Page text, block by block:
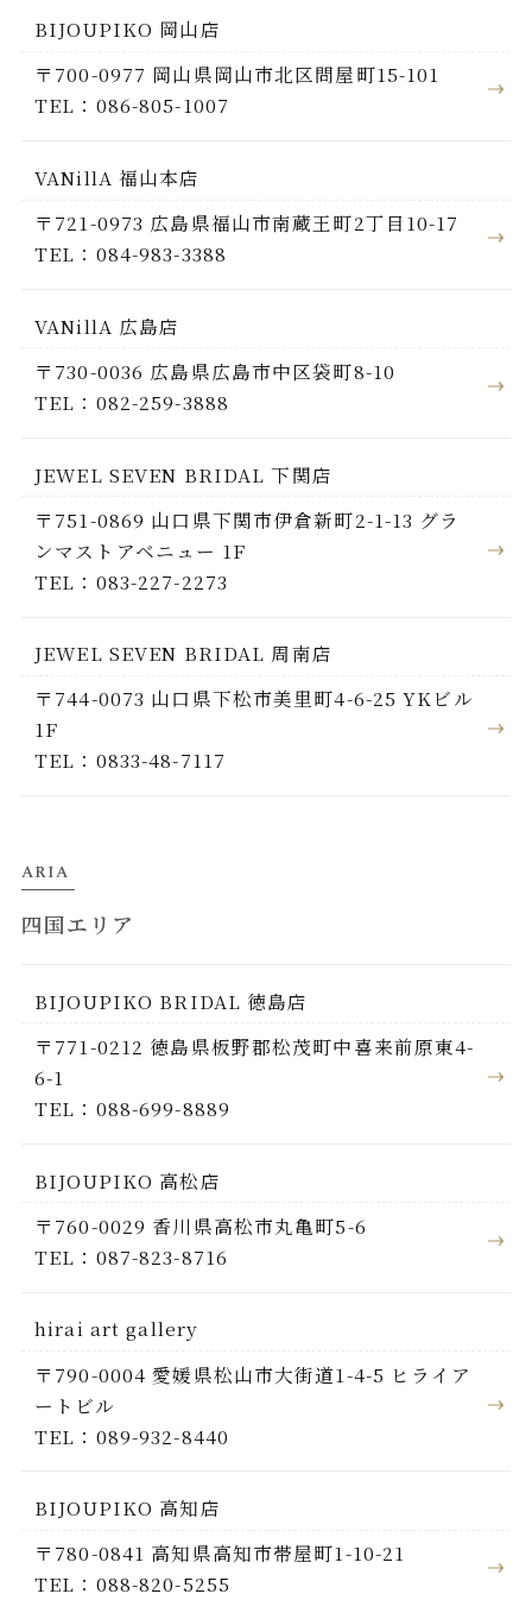
BIJOUPIKO 岡山店
〒700-0977 岡山県岡山市北区問屋町15-101
TEL：086-805-1007
VANillA 福山本店
〒721-0973 広島県福山市南蔵王町2丁目10-17
TEL：084-983-3388
VANillA 広島店
〒730-0036 広島県広島市中区袋町8-10
TEL：082-259-3888
JEWEL SEVEN BRIDAL 下関店
〒751-0869 山口県下関市伊倉新町2-1-13 グラ
ンマストアベニュー 1F
TEL：083-227-2273
JEWEL SEVEN BRIDAL 周南店
〒744-0073 山口県下松市美里町4-6-25 YKビル
1F
TEL：0833-48-7117
ARIA
四国エリア
BIJOUPIKO BRIDAL 徳島店
〒771-0212 徳島県板野郡松茂町中喜来前原東4-
6-1
TEL：088-699-8889
BIJOUPIKO 高松店
〒760-0029 香川県高松市丸亀町5-6
TEL：087-823-8716
hirai art gallery
〒790-0004 愛媛県松山市大街道1-4-5 ヒライア
ートビル
TEL：089-932-8440
BIJOUPIKO 高知店
〒780-0841 高知県高知市帯屋町1-10-21
TEL：088-820-5255